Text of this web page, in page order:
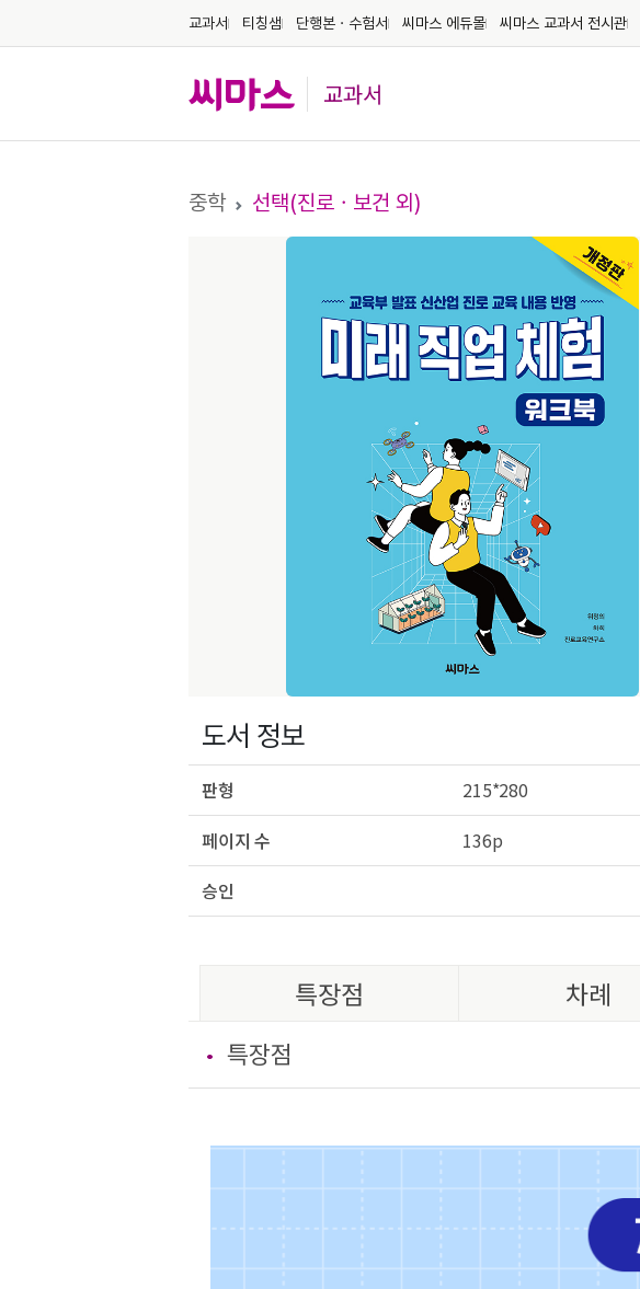
교과서 티칭샘 단행본ㆍ수험서 씨마스 에듀몰 씨마스 교과서 전시관
교과서
중학 선택(진로ㆍ보건 외)
도서 정보
판형 215*280
페이지 수
136p
승인
특장점 차례
특장점